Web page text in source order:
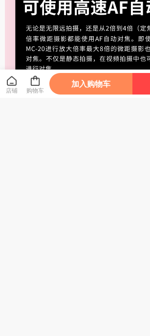
店铺 购物车
加入购物车